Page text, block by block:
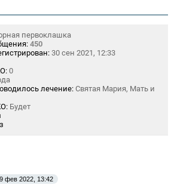
первоклашка
450
30 сен 2021, 12:33
0
лечение: Святая Мария, Мать и
Будет
фев 2022, 13:42